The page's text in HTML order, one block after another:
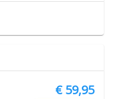
€ 59,95